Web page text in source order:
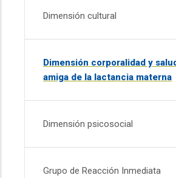
Dimensión cultural
Dimensión corporalidad y
amiga de la lactancia materna
Dimensión psicosocial
Grupo de Reacción Inmediata